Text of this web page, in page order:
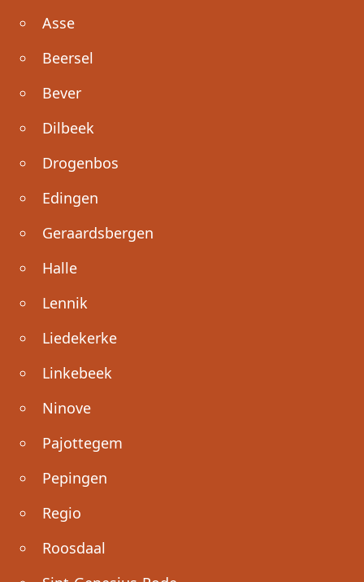
Asse
Beersel
Bever
Dilbeek
Drogenbos
Edingen
Geraardsbergen
Halle
Lennik
Liedekerke
Linkebeek
Ninove
Pajottegem
Pepingen
Regio
Roosdaal